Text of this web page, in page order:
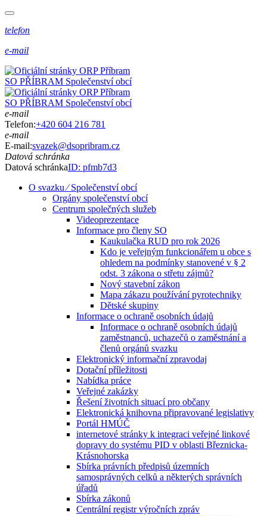
telefon
e-mail
SO PŘÍBRAM Společenství obcí
SO PŘÍBRAM Společenství obcí
e-mail
Telefon:+420 604 216 781
e-mail
E-mail:svazek@dsopribram.cz
Datová schránka
Datová schránkaID: pfmb7d3
O svazku ⁄ Společenství obcí
Orgány společenství obcí
Centrum společných služeb
Videoprezentace
Informace pro členy SO
Kaukulačka RUD pro rok 2026
Kdo je veřejným funkcionářem u obce s
ohledem na podmínky stanovené v § 2
odst. 3 zákona o střetu zájmů?
Nový stavební zákon
Mapa zákazu používání pyrotechniky
Dětské skupiny
Informace o ochraně osobních údajů
Informace o ochraně osobních údajů
zaměstnanců, uchazečů o zaměstnání a
členů orgánů svazku
Elektronický informační zpravodaj
Dotační příležitosti
Nabídka práce
Veřejné zakázky
Řešení životních situací pro občany
Elektronická knihovna připravované legislativy
Portál HMÚČ
internetové stránky k integraci veřejné linkové
dopravy do systému PID v oblasti Březnicka-
Krásnohorska
Sbírka právních předpisů územních
samosprávných celků a některých správních
úřadů
Sbírka zákonů
Centrální registr výročních zpráv